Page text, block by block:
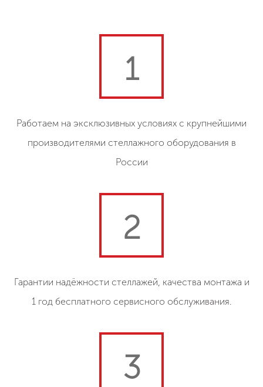
1
Работаем на эксклюзивных условиях с крупнейшими
производителями стеллажного оборудования в
России
2
Гарантии надёжности стеллажей, качества монтажа и
1 год бесплатного сервисного обслуживания.
3